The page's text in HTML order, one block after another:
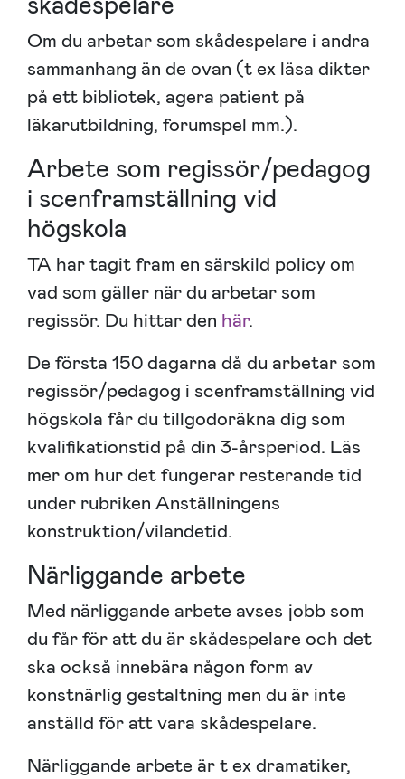
Om du arbetar som skådespelare i andra
sammanhang än de ovan (t ex läsa dikter
på ett bibliotek, agera patient på
läkarutbildning, forumspel mm.).
Arbete som regissör/pedagog
i scenframställning vid
högskola
TA har tagit fram en särskild policy om
vad som gäller när du arbetar som
regissör. Du hittar den här.
De första 150 dagarna då du arbetar som
regissör/pedagog i scenframställning vid
högskola får du tillgodoräkna dig som
kvalifikationstid på din 3-årsperiod. Läs
mer om hur det fungerar resterande tid
under rubriken Anställningens
konstruktion/vilandetid.
Närliggande arbete
Med närliggande arbete avses jobb som
du får för att du är skådespelare och det
ska också innebära någon form av
konstnärlig gestaltning men du är inte
anställd för att vara skådespelare.
Närliggande arbete är t ex dramatiker,